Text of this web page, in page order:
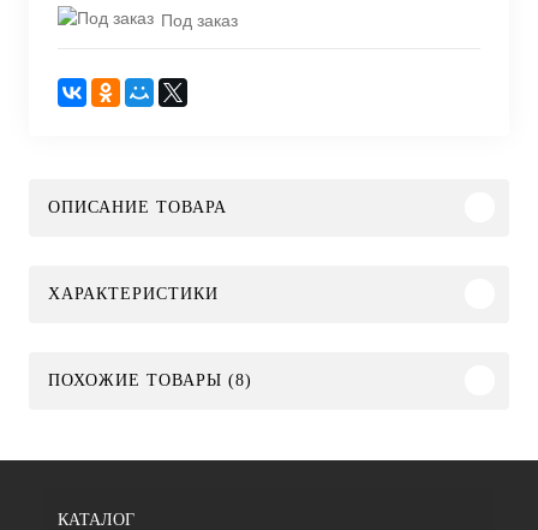
Под заказ
ОПИСАНИЕ ТОВАРА
ХАРАКТЕРИСТИКИ
ПОХОЖИЕ ТОВАРЫ (8)
КАТАЛОГ